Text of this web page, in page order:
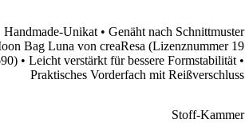
Handmade-Unikat • Genäht nach Schnittmuster
Bag Luna von creaResa (Lizenznummer 19
• Leicht verstärkt für bessere Formstabilität •
Praktisches Vorderfach mit Reißverschluss
Stoff-Kammer